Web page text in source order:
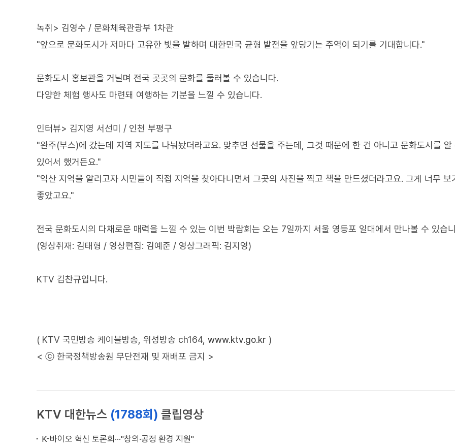
녹취> 김영수 / 문화체육관광부 1차관
"앞으로 문화도시가 저마다 고유한 빛을 발하며 대한민국 균형 발전을 앞당기는 주역이 되기를 기대합니다."
문화도시 홍보관을 거닐며 전국 곳곳의 문화를 둘러볼 수 있습니다.
다양한 체험 행사도 마련돼 여행하는 기분을 느낄 수 있습니다.
인터뷰> 김지영 서선미 / 인천 부평구
"완주(부스)에 갔는데 지역 지도를 나눠놨더라고요. 맞추면 선물을 주는데, 그것 때문에 한 건 아니고 문화도시를 알
있어서 했거든요."
"익산 지역을 알리고자 시민들이 직접 지역을 찾아다니면서 그곳의 사진을 찍고 책을 만드셨더라고요. 그게 너무 보
좋았고요."
전국 문화도시의 다채로운 매력을 느낄 수 있는 이번 박람회는 오는 7일까지 서울 영등포 일대에서 만나볼 수 있습
(영상취재: 김태형 / 영상편집: 김예준 / 영상그래픽: 김지영)
KTV 김찬규입니다.
( KTV 국민방송 케이블방송, 위성방송 ch164, www.ktv.go.kr )
< ⓒ 한국정책방송원 무단전재 및 재배포 금지 >
KTV 대한뉴스 (1788회) 클립영상
K-바이오 혁신 토론회···"창의·공정 환경 지원"